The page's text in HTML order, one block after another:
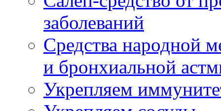
заболеваний
Средства народной
и бронхиальной
Укрепляем